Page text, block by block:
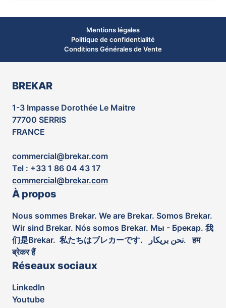
Mentions légales
Politique de confidentialité
Conditions Générales de Vente
BREKAR
1-3 Impasse Dorothée Le Maitre
77700 SERRIS
FRANCE
commercial@brekar.com
Tel : +33 1 86 04 43 17
commercial@brekar.com
À propos
Nous sommes Brekar. We are Brekar. Somos Brekar.
Wir sind Brekar. Nós somos Brekar. Мы - Брекар. 我
们是Brekar. 私たちはブレカーです. نحن بريكار. हम
ब्रेकर हैं
Réseaux sociaux
LinkedIn
Youtube